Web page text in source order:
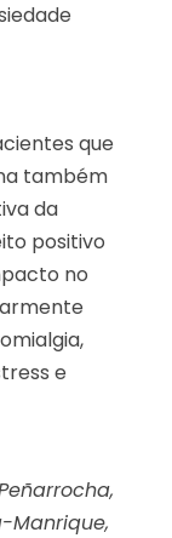
que
também
da
positivo
no
e
Manrique,